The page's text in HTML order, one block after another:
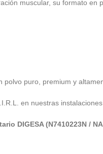
muscular, su formato
puro, premium y
en nuestras
DIGESA (N7410223N /